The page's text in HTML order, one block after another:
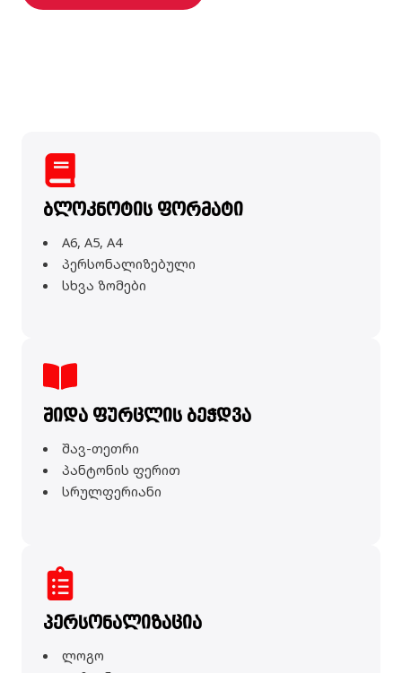
ბლოკნოტის ფორმატი
A6, A5, A4
პერსონალიზებული
სხვა ზომები
შიდა ფურცლის ბეჭდვა
შავ-თეთრი
პანტონის ფერით
სრულფერიანი
პერსონალიზაცია
ლოგო